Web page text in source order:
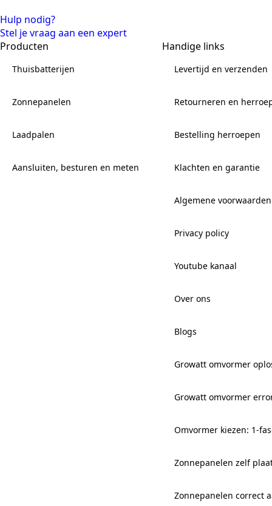
Hulp nodig?
Stel je vraag aan een expert
Producten
Thuisbatterijen
Zonnepanelen
Laadpalen
Aansluiten, besturen en meten
Handige links
Levertijd en verzenden
Retourneren en
Bestelling herroepen
Klachten en garantie
Algemene voorwaarden
Privacy policy
Youtube kanaal
Over ons
Blogs
Growatt omvormer
Growatt omvormer
Omvormer kiezen: 1-
Zonnepanelen zelf
Zonnepanelen correct